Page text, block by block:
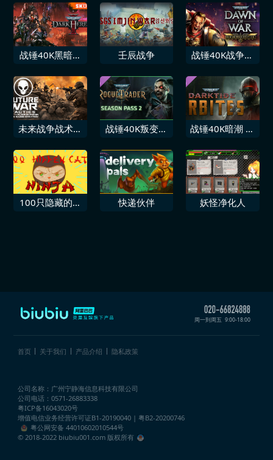
战锤40K黑暗异
壬辰战争
战锤40K战争黎
未来战争战术特
入侵回合制战略
战锤40K叛变领
证
战锤40K暗潮 警
100只隐藏的猫
快递伙伴 妖怪净化人
周一到周五 9:00-18:00
首页 关于我们 产品介绍 隐私政策
公司名称：广州宁静海信息科技有限公司
公司电话：0571-26883338
粤ICP备16043020号
增值电信业务经营许可证B1-20190040 | 粤B2-20200746
粤公网安备 44010602010544号
© 2018-2022 biubiu001.com 版权所有